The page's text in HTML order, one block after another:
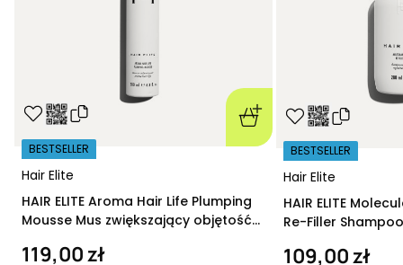
Hair Elite
BESTSELLER
HAIR ELITE Aroma Hair Life Plumping
Mousse Mus zwiększający objętość
119,00 zł
Hair Elite
BESTSELLER
HAIR ELITE
Re-Filler
109,00 zł